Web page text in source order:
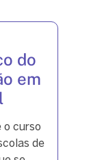
do
em
o curso
de